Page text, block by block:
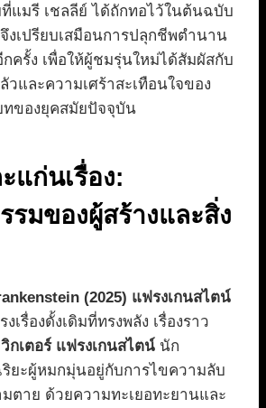
แมรี เชลลีย์ ได้ถักทอไว้ในต้นฉบับ
งเปรียบเสมือนการปลุกชีพตำนาน
ครั้ง เพื่อให้ผู้ชมรุ่นใหม่ได้สัมผัสกับ
วและความเศร้าสะเทือนใจของ
ทของยุคสมัยปัจจุบัน
แก่นเรื่อง:
รมของผู้สร้างและสิ่ง
(2025) แฟรงเกนสไตน์
เรื่องดั้งเดิมที่ทรงพลัง เรื่องราว
วิกเตอร์ แฟรงเกนสไตน์ นัก
ยะผู้หมกมุ่นอยู่กับการไขความลับ
ตาย ด้วยความทะเยอทะยานและ